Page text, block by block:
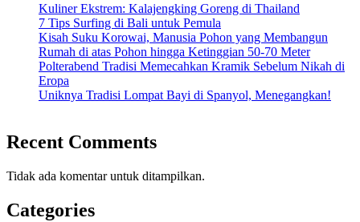
Kuliner Ekstrem: Kalajengking Goreng di Thailand
7 Tips Surfing di Bali untuk Pemula
Kisah Suku Korowai, Manusia Pohon yang Membangun
Rumah di atas Pohon hingga Ketinggian 50-70 Meter
Polterabend Tradisi Memecahkan Kramik Sebelum Nikah di
Eropa
Uniknya Tradisi Lompat Bayi di Spanyol, Menegangkan!
Recent Comments
Tidak ada komentar untuk ditampilkan.
Categories